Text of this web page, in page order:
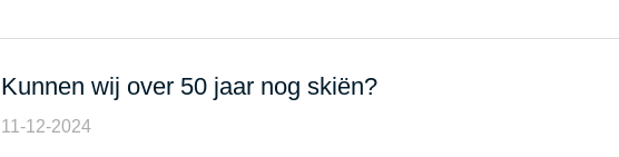
Kunnen wij over 50 jaar nog skiën?
11-12-2024